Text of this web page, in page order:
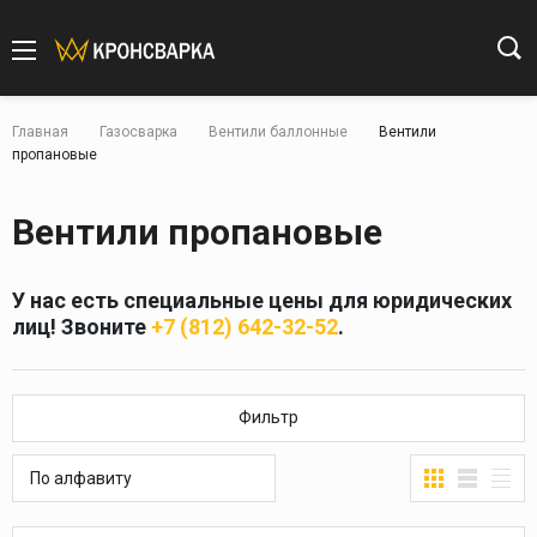
Главная Газосварка Вентили баллонные
Вентили
пропановые
Вентили пропановые
У нас есть специальные цены для юридических
лиц! Звоните +7 (812) 642-32-52.
Фильтр
По алфавиту